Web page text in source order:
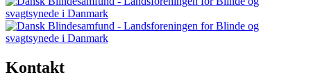
Kontakt